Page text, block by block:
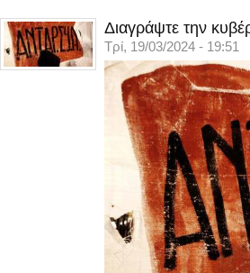
Διαγράψτε την
Τρί, 19/03/2024 - 19:51